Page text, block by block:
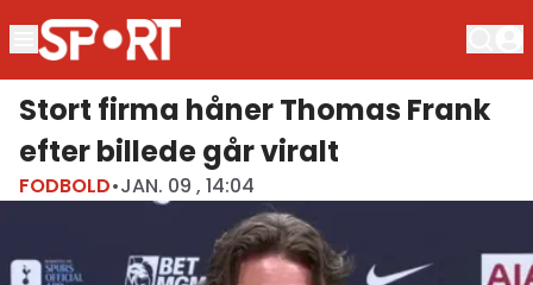
Stort firma håner Thomas Frank
efter billede går viralt
FODBOLD•JAN. 09 , 14:04